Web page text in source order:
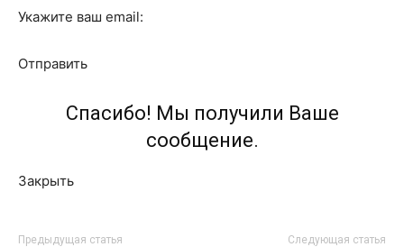
Укажите ваш email:
Отправить
Спасибо! Мы получили Ваше
сообщение.
Закрыть
Предыдущая статья Следующая статья